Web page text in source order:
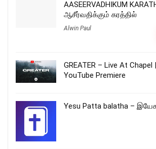
AASEERVADHIKUM
ஆசீர்வதிக்கும் கரத்தில்
Alwin Paul
GREATER – Live At
YouTube Premiere
Yesu Patta balatha –